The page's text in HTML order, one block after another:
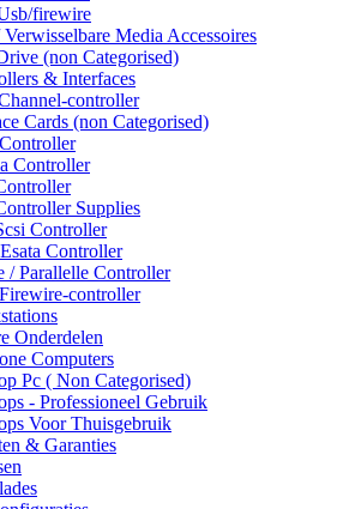
firewire
Verwisselbare Media Accessoires
(non Categorised)
& Interfaces
controller
Cards (non Categorised)
Controller
Supplies
Controller
Controller
/ Parallelle Controller
controller
Onderdelen
Computers
Pc ( Non Categorised)
- Professioneel Gebruik
Voor Thuisgebruik
& Garanties